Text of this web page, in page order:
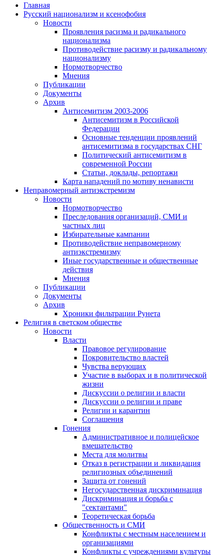
Главная
Русский национализм и ксенофобия
Новости
Проявления расизма и радикального
национализма
Противодействие расизму и радикальному
национализму
Нормотворчество
Мнения
Публикации
Документы
Архив
Антисемитизм 2003-2006
Антисемитизм в Российской
Федерации
Основные тенденции проявлений
антисемитизма в государствах СНГ
Политический антисемитизм в
современной России
Статьи, доклады, репортажи
Карта нападений по мотиву ненависти
Неправомерный антиэкстремизм
Новости
Нормотворчество
Преследования организаций, СМИ и
частных лиц
Избирательные кампании
Противодействие неправомерному
антиэкстремизму
Иные государственные и общественные
действия
Мнения
Публикации
Документы
Архив
Хроники фильтрации Рунета
Религия в светском обществе
Новости
Власти
Правовое регулирование
Покровительство властей
Чувства верующих
Участие в выборах и в политической
жизни
Дискуссии о религии и власти
Дискуссии о религии и праве
Религии и карантин
Соглашения
Гонения
Административное и полицейское
вмешательство
Места для молитвы
Отказ в регистрации и ликвидация
религиозных объединений
Защита от гонений
Негосударственная дискриминация
Дискриминация и борьба с
"сектантами"
Теоретическая борьба
Общественность и СМИ
Конфликты с местным населением и
организациями
Конфликты с учреждениями культуры